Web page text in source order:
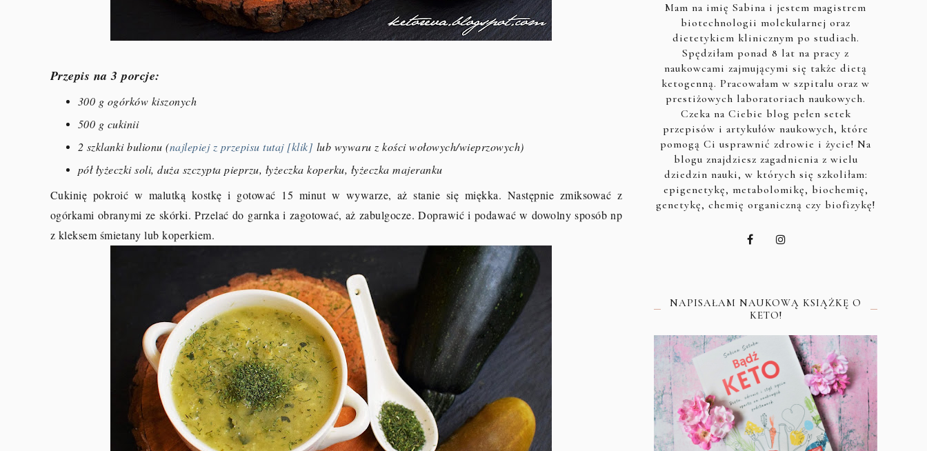
Przepis na 3 porcje:
300 g ogórków kiszonych
500 g cukinii
2 szklanki bulionu (najlepiej z przepisu tutaj [klik] lub wywaru z kości wołowych/wieprzowych)
pół łyżeczki soli, duża szczypta pieprzu, łyżeczka koperku, łyżeczka majeranku
Cukinię pokroić w malutką kostkę i gotować 15 minut w wywarze, aż stanie się miękka. Następnie zmiksować z
ogórkami obranymi ze skórki. Przelać do garnka i zagotować, aż zabulgocze. Doprawić i podawać w dowolny sposób np
z kleksem śmietany lub koperkiem.
Mam na imię Sabina i jestem magistrem
biotechnologii molekularnej oraz
dietetykiem klinicznym po studiach.
Spędziłam ponad 8 lat na pracy z
naukowcami zajmującymi się także dietą
ketogenną. Pracowałam w szpitalu oraz w
prestiżowych laboratoriach naukowych.
Czeka na Ciebie blog pełen setek
przepisów i artykułów naukowych, które
pomogą Ci usprawnić zdrowie i życie! Na
blogu znajdziesz zagadnienia z wielu
dziedzin nauki, w których się szkoliłam:
epigenetykę, metabolomikę, biochemię,
genetykę, chemię organiczną czy biofizykę!
NAPISAŁAM NAUKOWĄ KSIĄŻKĘ O
KETO!